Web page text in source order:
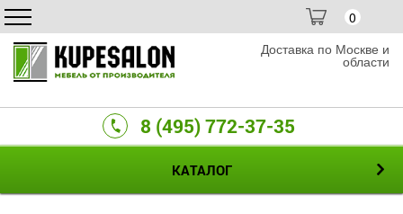
0
Доставка по Москве и
области
8 (495) 772-37-35
КАТАЛОГ